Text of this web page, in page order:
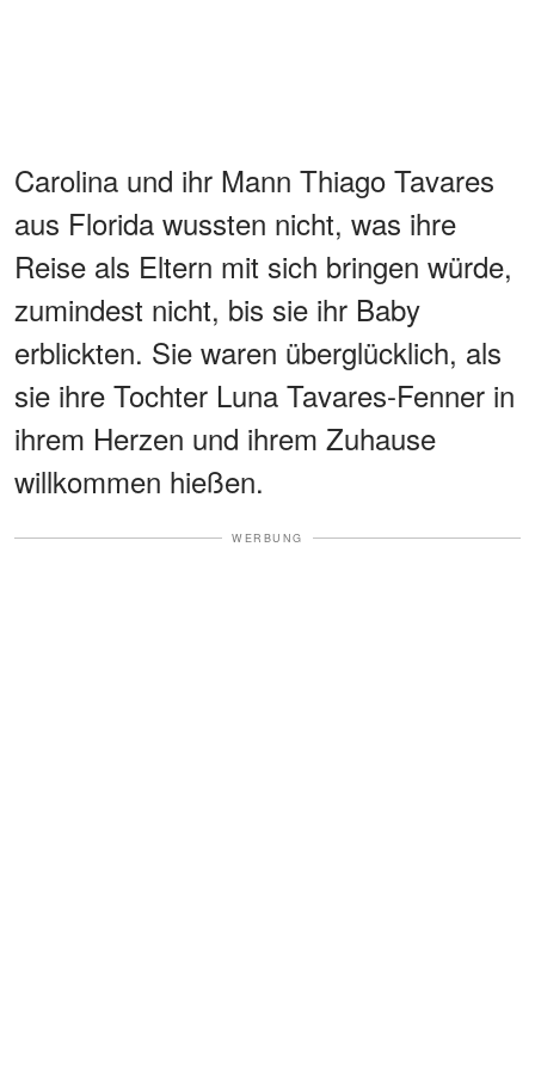
Carolina und ihr Mann Thiago Tavares
aus Florida wussten nicht, was ihre
Reise als Eltern mit sich bringen würde,
zumindest nicht, bis sie ihr Baby
erblickten. Sie waren überglücklich, als
sie ihre Tochter Luna Tavares-Fenner in
ihrem Herzen und ihrem Zuhause
willkommen hießen.
WERBUNG